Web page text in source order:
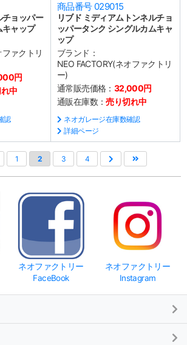
チョッパー
キャップ
ファクトリ
円
中
認
商品番号 029015
リブド ミディアムトンネルチョ
ッパータンク シングルカムキャ
ップ
ブランド：
NEO FACTORY(ネオファクトリ
ー)
通常販売価格： 32,000円
通販在庫数：売り切れ中
ネオガレージ在庫数確認
詳細ページ
1 2 3 4
ネオファクトリー
FaceBook
ネオファクトリー
Instagram